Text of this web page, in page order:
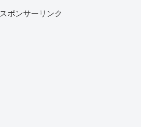
スポンサーリンク